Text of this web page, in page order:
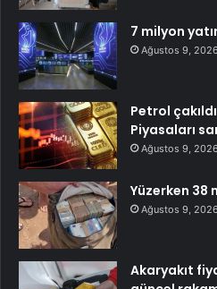
7 milyon
Ağustos 9, 2026
Petrol
Piyasaları
Ağustos 9, 2026
Yüzerken
Ağustos 9, 2026
Akaryakıt